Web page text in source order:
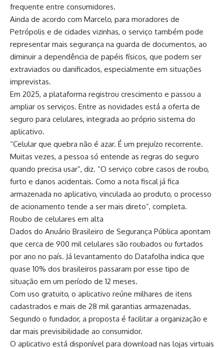
frequente entre consumidores.
Ainda de acordo com Marcelo, para moradores de
Petrópolis e de cidades vizinhas, o serviço também pode
representar mais segurança na guarda de documentos, ao
diminuir a dependência de papéis físicos, que podem ser
extraviados ou danificados, especialmente em situações
imprevistas.
Em 2025, a plataforma registrou crescimento e passou a
ampliar os serviços. Entre as novidades está a oferta de
seguro para celulares, integrada ao próprio sistema do
aplicativo.
“Celular que quebra não é azar. É um prejuízo recorrente.
Muitas vezes, a pessoa só entende as regras do seguro
quando precisa usar”, diz. “O serviço cobre casos de roubo,
furto e danos acidentais. Como a nota fiscal já fica
armazenada no aplicativo, vinculada ao produto, o processo
de acionamento tende a ser mais direto”, completa.
Roubo de celulares em alta
Dados do Anuário Brasileiro de Segurança Pública apontam
que cerca de 900 mil celulares são roubados ou furtados
por ano no país. Já levantamento do Datafolha indica que
quase 10% dos brasileiros passaram por esse tipo de
situação em um período de 12 meses.
Com uso gratuito, o aplicativo reúne milhares de itens
cadastrados e mais de 28 mil garantias armazenadas.
Segundo o fundador, a proposta é facilitar a organização e
dar mais previsibilidade ao consumidor.
O aplicativo está disponível para download nas lojas virtuais